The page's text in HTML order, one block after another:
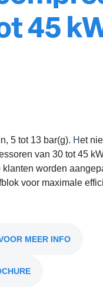
45
5 tot 13 bar(g). Het
van 30 tot 45
worden
voor maximale
MEER INFO